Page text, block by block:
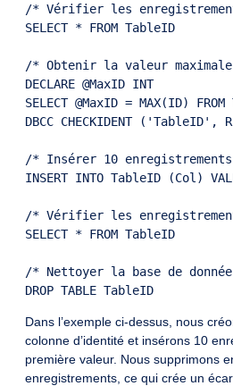
/* Vérifier les
SELECT * FROM TableID
/* Obtenir la valeur
DECLARE @MaxID INT
SELECT @MaxID = MAX(ID)
DBCC CHECKIDENT ('TableID',
/* Insérer 10
INSERT INTO TableID (Col)
/* Vérifier les
SELECT * FROM TableID
/* Nettoyer la base de
Dans l’exemple ci-dessus, nous
colonne d’identité et insérons 10
première valeur. Nous supprimons
enregistrements, ce qui crée un